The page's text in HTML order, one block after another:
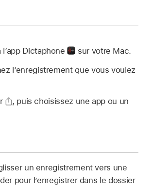
l’app Dictaphone
sur votre Mac.
l’enregistrement que vous voulez
, puis choisissez une app ou un
un enregistrement vers une
pour l’enregistrer dans le dossier